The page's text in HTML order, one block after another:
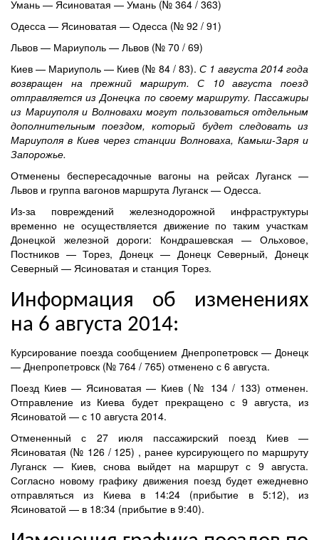
Умань — Ясиноватая — Умань (№ 364 / 363)
Одесса — Ясиноватая — Одесса (№ 92 / 91)
Львов — Мариуполь — Львов (№ 70 / 69)
Киев — Мариуполь — Киев (№ 84 / 83). С 1 августа 2014 года
возвращен на прежний маршрут. С 10 августа поезд
отправляется из Донецка по своему маршруту. Пассажиры
из Мариуполя и Волновахимогут пользоваться отдельным
дополнительнымпоездом, который будет следовать из
Мариуполя в Киев через станцииВолноваха, Камыш-Заря и
Запорожье.
Отменены беспересадочные вагоны на рейсах Луганск —
Львов и группа вагонов маршрута Луганск — Одесса.
Из-за повреждений железнодорожной инфраструктуры
временно не осуществляется движение по таким участкам
Донецкой железной дороги: Кондрашевская —Ольховое,
Постников —Торез,Донецк — Донецк Северный, Донецк
Северный — Ясиноватая и станция Торез.
Информация об изменениях
на 6 августа 2014:
Курсирование поезда сообщением Днепропетровск — Донецк
— Днепропетровск (№ 764 / 765) отменено с 6 августа.
Поезд Киев — Ясиноватая — Киев (№ 134 / 133) отменен.
Отправление из Киева будет прекращено с 9 августа, из
Ясиноватой — с 10 августа 2014.
Отмененный с 27 июля пассажирский поезд Киев —
Ясиноватая (№ 126 / 125) , ранее курсирующего по маршруту
Луганск — Киев, снова выйдет на маршрут с 9 августа.
Согласно новому графику движения поезд будет ежедневно
отправляться из Киева в 14:24 (прибытие в 5:12), из
Ясиноватой — в 18:34 (прибытие в 9:40).